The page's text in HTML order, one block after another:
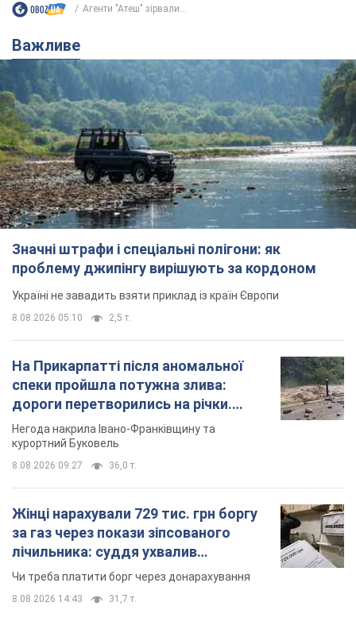
Агенти "Атеш" зірвали...
Важливе
Значні штрафи і спеціальні полігони: як
проблему джипінгу вирішують за кордоном
Україні не завадить взяти приклад із країн Європи
8.08.2026 05:10 2,5 т.
На Прикарпатті після аномальної
спеки пройшла потужна злива:
дороги перетворились на річки.
Відео
Негода накрила Івано-Франківщину та
курортний Буковель
8.08.2026 09:27 36,0 т.
Жінці нарахували 729 тис. грн боргу
за газ через покази зіпсованого
лічильника: суддя ухвалив
неочікуване рішення
Чи треба платити борг через донарахування
8.08.2026 14:43 31,7 т.